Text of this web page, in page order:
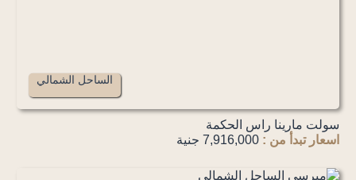
الساحل الشمالي
سولت مارينا راس الحكمة
اسعار تبدأ من : 7,916,000 جنية